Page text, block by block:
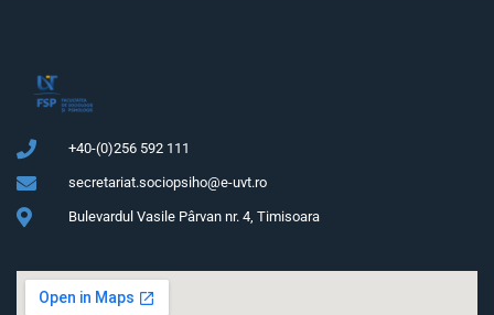
+40-(0)256 592 111
secretariat.sociopsiho@e-uvt.ro
Bulevardul Vasile Pârvan nr. 4, Timisoara